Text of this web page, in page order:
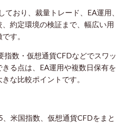
おり、裁量トレード、EA運用、
約定環境の検証まで、幅広い用
す。
指数・仮想通貨CFDなどでスワッ
る点は、EA運用や複数日保有を
な比較ポイントです。
、米国指数、仮想通貨CFDをまと